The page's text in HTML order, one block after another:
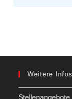
Weitere Infos
Stellenangebote